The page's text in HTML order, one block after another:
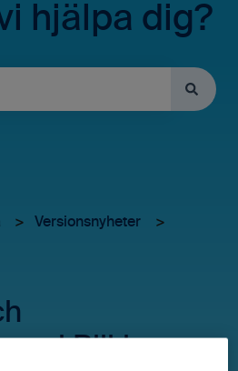
hjälpa dig?
Versionsnyheter
i Blikk –